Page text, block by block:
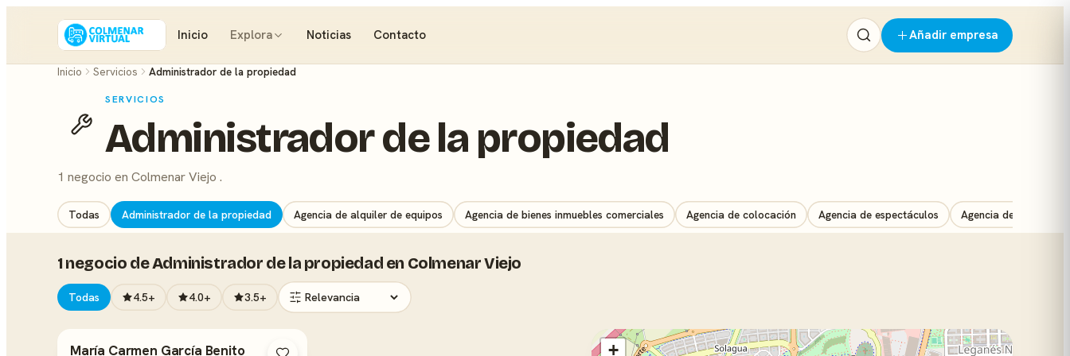
Inicio Explora Noticias Contacto Añadir empresa
Inicio Servicios Administrador de la propiedad
SERVICIOS
Administrador de la propiedad
1 negocio en Colmenar Viejo .
Todas Administrador de la propiedad Agencia de alquiler de equipos Agencia de bienes inmuebles comerciales Agencia de colocación Agencia de espectáculos Agencia de marketing
1 negocio de Administrador de la propiedad en Colmenar Viejo
Todas 4.5+ 4.0+ 3.5+
María Carmen García Benito +